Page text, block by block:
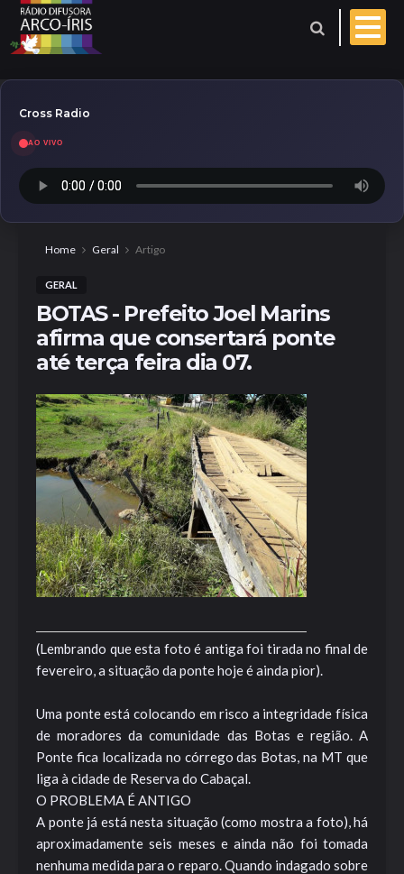
Esporte
Geral
Aniversariantes
Evangelho do dia
Cross Radio
AO VIVO
Home Geral Artigo
GERAL
BOTAS - Prefeito Joel Marins
afirma que consertará ponte
até terça feira dia 07.
(Lembrando que esta foto é antiga foi tirada no final de
fevereiro, a situação da ponte hoje é ainda pior).
Uma ponte está colocando em risco a integridade física
de moradores da comunidade das Botas e região. A
Ponte fica localizada no córrego das Botas, na MT que
liga à cidade de Reserva do Cabaçal.
O PROBLEMA É ANTIGO
A ponte já está nesta situação (como mostra a foto), há
aproximadamente seis meses e ainda não foi tomada
nenhuma medida para o reparo. Quando indagado sobre